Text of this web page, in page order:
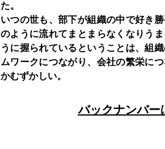
た。
いつの世も、部下が組織の中で好き
のように流れてまとまらなくなりう
うに握られているということは、組
ムワークにつながり、会社の繁栄に
かむずかしい。
バックナンバー